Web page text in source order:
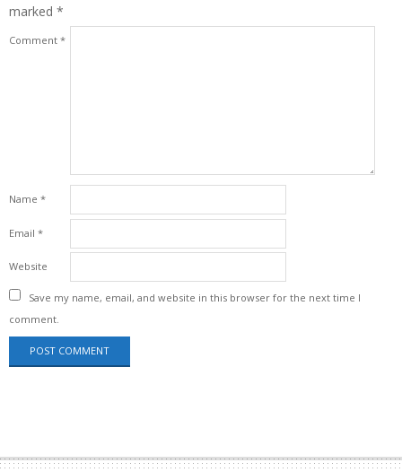
marked *
Comment *
Name *
Email *
Website
Save my name, email, and website in this browser for the next time I
comment.